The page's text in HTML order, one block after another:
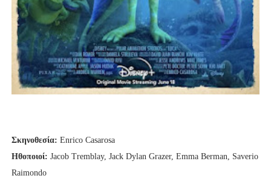
Σκηνοθεσία: Enrico Casarosa
Ηθοποιοί: Jacob Tremblay, Jack Dylan Grazer, Emma Berman, Saverio
Raimondo